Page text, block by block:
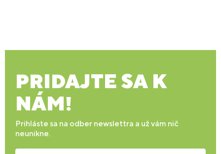
PRIDAJTE SA K
NÁM!
Prihláste sa na odber newslettra a už vám nič
neunikne.